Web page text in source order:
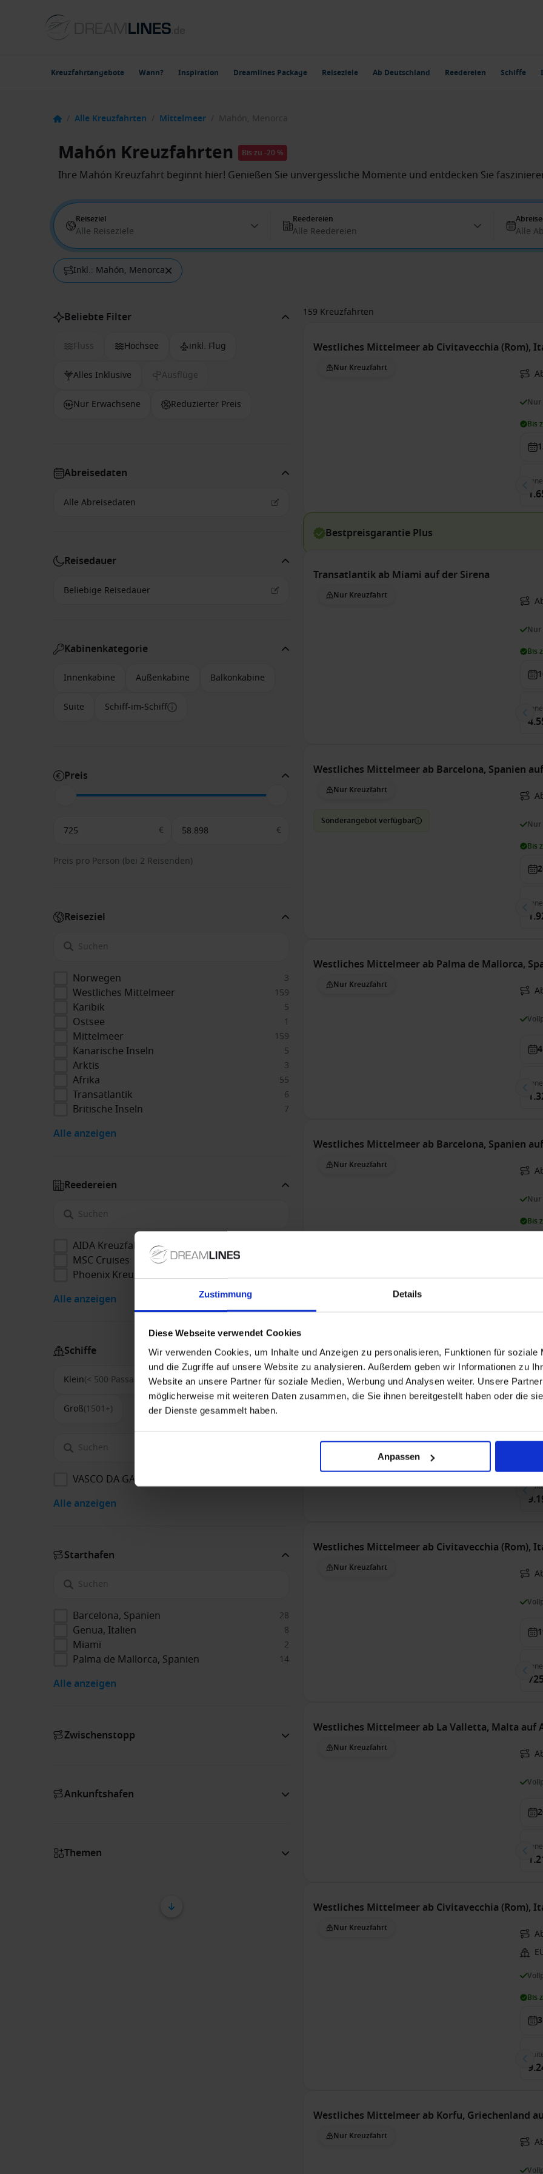
Zustimmung Details
Diese Webseite verwendet Cookies
Wir verwenden Cookies, um Inhalte und Anzeigen zu personalisieren, Funktionen für soziale
und die Zugriffe auf unsere Website zu analysieren. Außerdem geben wir Informationen zu
Website an unsere Partner für soziale Medien, Werbung und Analysen weiter. Unsere
möglicherweise mit weiteren Daten zusammen, die Sie ihnen bereitgestellt haben oder die
der Dienste gesammelt haben.
Anpassen
Kreuzfahrtangebote Wann? Inspiration Dreamlines Package Reiseziele Ab Deutschland Reedereien Schiffe
/ Alle Kreuzfahrten / Mittelmeer / Mahón, Menorca
Mahón Kreuzfahrten Bis zu -20 %
Ihre Mahón Kreuzfahrt beginnt hier! Genießen Sie unvergessliche Momente und entdecken Sie
Reiseziel
Alle Reiseziele
Reedereien
Alle Reedereien Alle
Inkl.: Mahón, Menorca
Beliebte Filter
Fluss Hochsee inkl. Flug
Alles Inklusive Ausflüge
Nur Erwachsene Reduzierter Preis
Abreisedaten
Reisedauer
Kabinenkategorie
Innenkabine Außenkabine Balkonkabine
Suite Schiff-im-Schiff
Preis
€ €
Preis pro Person (bei 2 Reisenden)
Reiseziel
Norwegen 3
Westliches Mittelmeer 159
Karibik 5
Ostsee 1
Mittelmeer 159
Kanarische Inseln 5
Arktis 3
Afrika 55
Transatlantik 6
Britische Inseln 7
Alle anzeigen
Reedereien
AIDA Kreuzfahrten
MSC Cruises
Phoenix Kreuzfahrten
Alle anzeigen
Schiffe
Klein(< 500 Passagiere) Mittel(500-1500)
Groß(1501+)
VASCO DA GAMA
Alle anzeigen
Starthafen
Barcelona, Spanien 28
Genua, Italien 8
Miami 2
Palma de Mallorca, Spanien 14
Alle anzeigen
Zwischenstopp
Ankunftshafen
Themen
159 Kreuzfahrten
Westliches Mittelmeer ab Civitavecchia (Rom),
Nur Kreuzfahrt
Nur
Bis
Bestpreisgarantie Plus
Transatlantik ab Miami auf der Sirena
Nur Kreuzfahrt
Nur
Bis
Westliches Mittelmeer ab Barcelona, Spanien
Nur Kreuzfahrt
Sonderangebot verfügbar Nur
Bis
Westliches Mittelmeer ab Palma de Mallorca,
Nur Kreuzfahrt
Westliches Mittelmeer ab Barcelona, Spanien
Nur Kreuzfahrt
Nur
Bis
Nur Kreuzfahrt
Bis
Westliches Mittelmeer ab Civitavecchia (Rom),
Nur Kreuzfahrt
Westliches Mittelmeer ab La Valletta, Malta auf
Nur Kreuzfahrt
Westliches Mittelmeer ab Civitavecchia (Rom),
Nur Kreuzfahrt
Bis
Westliches Mittelmeer ab Korfu, Griechenland
Nur Kreuzfahrt